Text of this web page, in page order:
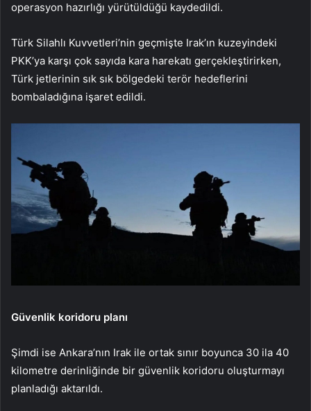
operasyon hazırlığı yürütüldüğü kaydedildi.
Türk Silahlı Kuvvetleri’nin geçmişte Irak’ın kuzeyindeki
PKK’ya karşı çok sayıda kara harekatı gerçekleştirirken,
Türk jetlerinin sık sık bölgedeki terör hedeflerini
bombaladığına işaret edildi.
Güvenlik koridoru planı
Şimdi ise Ankara’nın Irak ile ortak sınır boyunca 30 ila 40
kilometre derinliğinde bir güvenlik koridoru oluşturmayı
planladığı aktarıldı.